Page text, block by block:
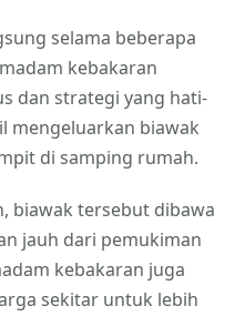
selama beberapa
kebakaran
dan strategi yang hati-
mengeluarkan biawak
di samping rumah.
biawak tersebut dibawa
jauh dari pemukiman
kebakaran juga
sekitar untuk lebih